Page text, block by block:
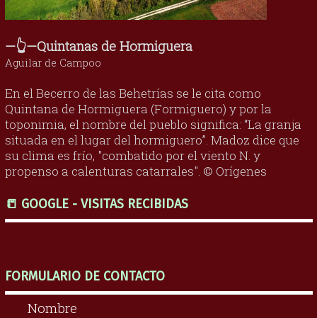
—👆—Quintanas de Hormiguera
Aguilar de Campoo
En el Becerro de las Behetrías se le cita como
Quintana de Hormiguera (Formiguero) y por la
toponimia, el nombre del pueblo significa: “La granja
situada en el lugar del hormiguero”. Madoz dice que
su clima es frío, "combatido por el viento N. y
propenso a calenturas catarrales". © Orígenes
📒 GOOGLE - VISITAS RECIBIDAS
FORMULARIO DE CONTACTO
Nombre